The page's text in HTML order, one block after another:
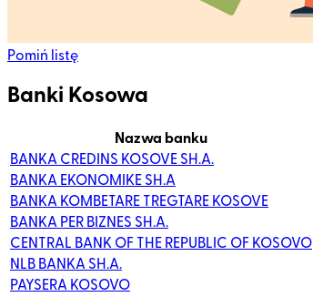
Pomiń listę
Banki Kosowa
Nazwa banku
BANKA CREDINS KOSOVE SH.A.
BANKA EKONOMIKE SH.A
BANKA KOMBETARE TREGTARE KOSOVE
BANKA PER BIZNES SH.A.
CENTRAL BANK OF THE REPUBLIC OF KOSOVO
NLB BANKA SH.A.
PAYSERA KOSOVO